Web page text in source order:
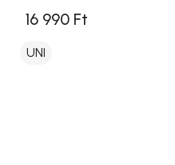
16 990 Ft
UNI